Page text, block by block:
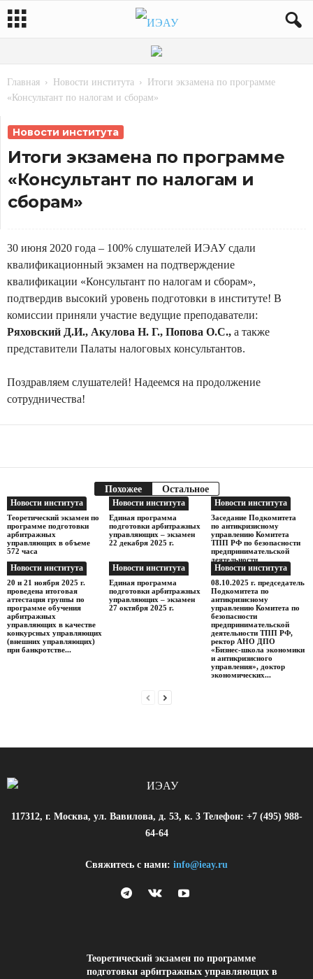
Главная Новости института
Итоги экзамена по программе
«Консультант по налогам и сборам»
Новости института
Итоги экзамена по программе
«Консультант по налогам и
сборам»
30 июня 2020 года – 100% слушателей ИЭАУ сдали
квалификационный экзамен на подтверждение
квалификации «Консультант по налогам и сборам»,
подтвердив высокий уровень подготовки в институте! В
комиссии приняли участие ведущие преподаватели:
Ряховский Д.И., Акулова Н. Г., Попова О.С., а также
представители Палаты налоговых консультантов.
Поздравляем слушателей! Надеемся на продолжение
сотрудничества!
Похожее Остальное
Новости института
Теоретический экзамен по
программе подготовки
арбитражных
управляющих в объеме
572 часа
Новости института
Единая программа
подготовки арбитражных
управляющих – экзамен
22 декабря 2025 г.
Новости института
Заседание Подкомитета
по антикризисному
управлению Комитета
ТПП РФ по безопасности
предпринимательской
деятельности
Новости института
20 и 21 ноября 2025 г.
проведена итоговая
аттестация группы по
программе обучения
арбитражных
управляющих в качестве
конкурсных управляющих
(внешних управляющих)
при банкротстве...
Новости института
Единая программа
подготовки арбитражных
управляющих – экзамен
27 октября 2025 г.
Новости института
08.10.2025 г. председатель
Подкомитета по
антикризисному
управлению Комитета по
безопасности
предпринимательской
деятельности ТПП РФ,
ректор АНО ДПО
«Бизнес-школа экономики
и антикризисного
управления», доктор
экономических...
117312, г. Москва, ул. Вавилова, д. 53, к. 3 Телефон: +7 (495) 988-
64-64
Свяжитесь с нами: info@ieay.ru
Теоретический экзамен по программе
подготовки арбитражных управляющих в